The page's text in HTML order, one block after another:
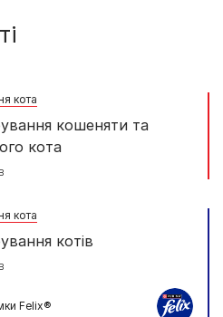
кота
кошеняти та
кота
кота
котів
Felix®